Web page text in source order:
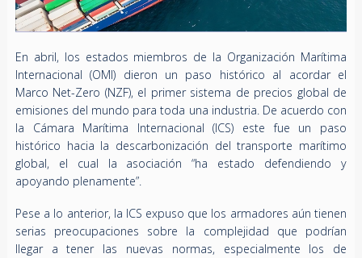
En abril, los estados miembros de la Organización Marítima
Internacional (OMI) dieron un paso histórico al acordar el
Marco Net-Zero (NZF), el primer sistema de precios global de
emisiones del mundo para toda una industria. De acuerdo con
la Cámara Marítima Internacional (ICS) este fue un paso
histórico hacia la descarbonización del transporte marítimo
global, el cual la asociación “ha estado defendiendo y
apoyando plenamente”.
Pese a lo anterior, la ICS expuso que los armadores aún tienen
serias preocupaciones sobre la complejidad que podrían
llegar a tener las nuevas normas, especialmente los de